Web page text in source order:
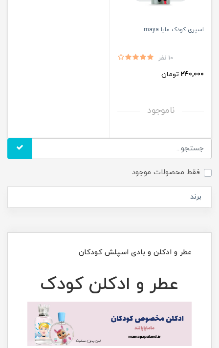
اسپری کودک مایا maya
10 نفر
240,000 تومان
ناموجود
فقط محصولات موجود
برند
عطر و ادکلن و بادی اسپلش کودکان
عطر و ادکلن کودک